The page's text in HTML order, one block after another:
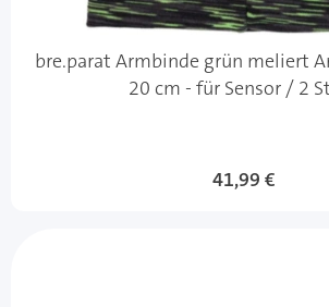
bre.parat Armbinde grün meliert
20 cm - für Sensor / 2
41,99 €